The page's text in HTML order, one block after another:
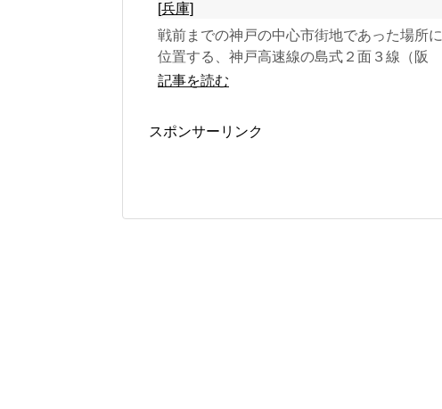
[兵庫]
戦前までの神戸の中心市街地であった場所に
位置する、神戸高速線の島式２面３線（阪
神・阪急）と頭端式２面３線（神鉄）の混合
記事を読む
スポンサーリンク